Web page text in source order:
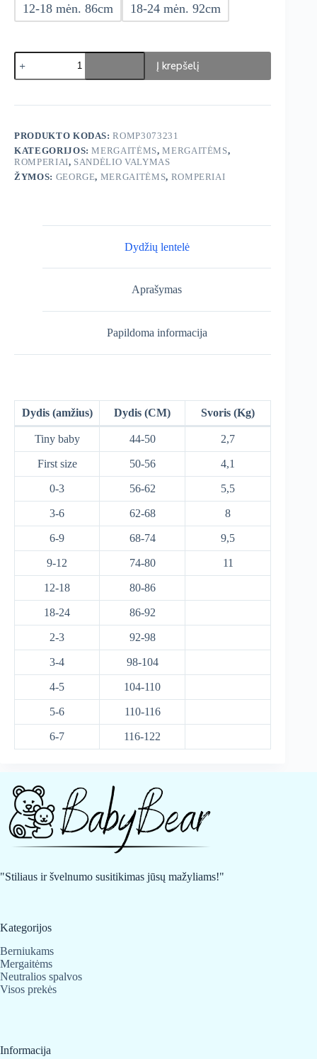
12-18 mėn. 86cm 18-24 mėn. 92cm
produkto
kiekis:
George
Minnie
Į krepšelį
PRODUKTO KODAS:ROMP3073231
KATEGORIJOS:MERGAITĖMS,MERGAITĖMS,
ROMPERIAI, SANDĖLIO VALYMAS
ŽYMOS: GEORGE, MERGAITĖMS, ROMPERIAI
Dydžių lentelė
Aprašymas
Papildoma informacija
Dydis (amžius) Dydis (CM) Svoris (Kg)
Tiny baby 44-50 2,7
First size 50-56 4,1
0-3 56-62 5,5
3-6 62-68 8
6-9 68-74 9,5
9-12 74-80 11
12-18 80-86
18-24 86-92
2-3 92-98
3-4 98-104
4-5 104-110
5-6 110-116
6-7 116-122
"Stiliaus ir švelnumo susitikimas jūsų mažyliams!"
Kategorijos
Berniukams
Mergaitėms
Neutralios spalvos
Visos prekės
Informacija